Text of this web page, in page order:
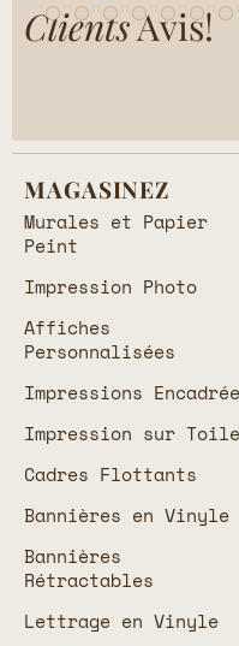
ClientsAvis!
MAGASINEZ
Murales et Papier
Peint
Impression Photo
Affiches
Personnalisées
Impressions
Impression sur Toile
Cadres Flottants
Bannières en Vinyle
Bannières
Rétractables
Lettrage en Vinyle